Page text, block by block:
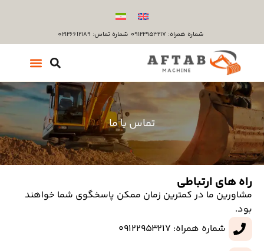
شماره همراه: ۰۹۱۲۲۹۵۳۲۱۷ شماره تماس: 02126612189
تماس با ما
راه های ارتباطی
مشاورین ما در کمترین زمان ممکن پاسخگوی شما خواهند
بود.
شماره همراه: ۰۹۱۲۲۹۵۳۲۱۷